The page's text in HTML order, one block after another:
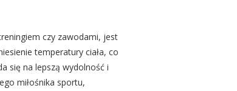
czy zawodami, jest
temperatury ciała, co
się na lepszą wydolność i
miłośnika sportu,